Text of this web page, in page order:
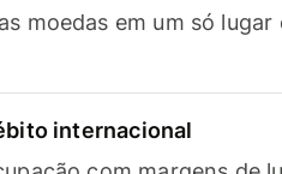
moedas em um só
internacional